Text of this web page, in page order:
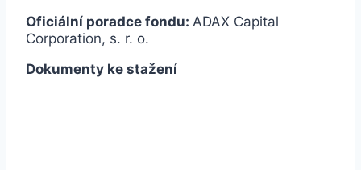
Oficiální poradce fondu: ADAX Capital
Corporation, s. r. o.
Dokumenty ke stažení